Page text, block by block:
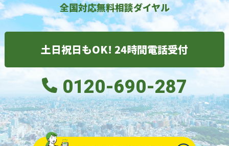
全国対応無料相談ダイヤル
土日祝日もOK! 24時間電話受付
0120-690-287